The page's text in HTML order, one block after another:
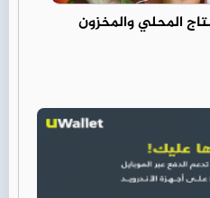
المحلي والمخزون